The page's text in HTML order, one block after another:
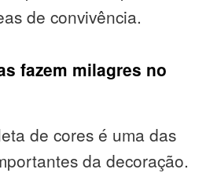
de convivência.
fazem milagres no
de cores é uma das
da decoração.